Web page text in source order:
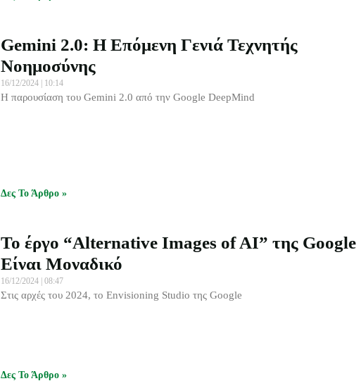
Gemini 2.0: Η Επόμενη Γενιά Τεχνητής
Νοημοσύνης
16/12/2024 10:14
Η παρουσίαση του Gemini 2.0 από την Google DeepMind
Δες Το Άρθρο »
Το έργο “Alternative Images of AI” της Google
Είναι Μοναδικό
16/12/2024 08:47
Στις αρχές του 2024, το Envisioning Studio της Google
Δες Το Άρθρο »